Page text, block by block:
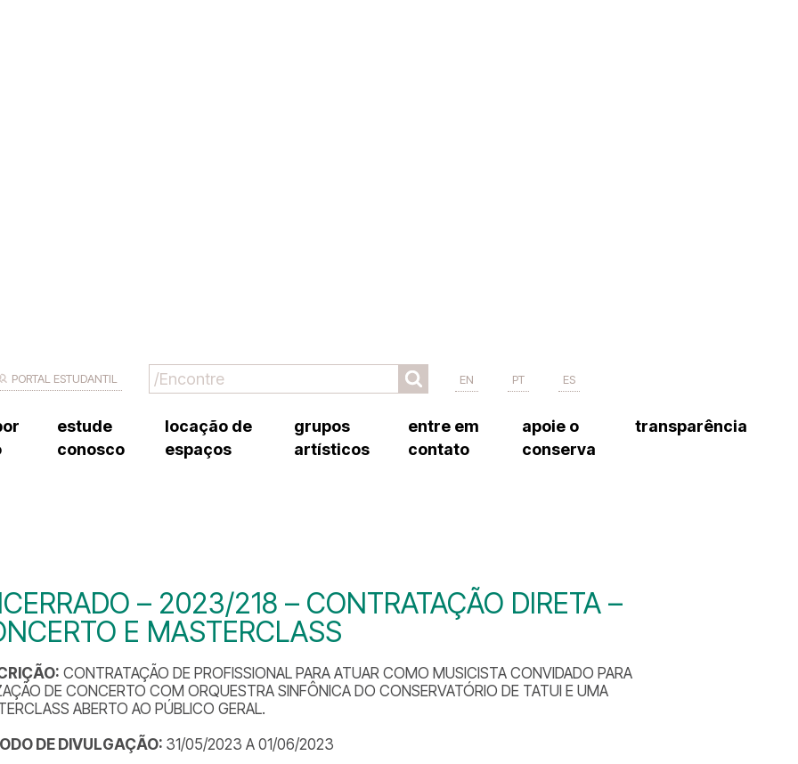
PORTAL ESTUDANTIL EN PT ES
estude
conosco
locação de
espaços
grupos
artísticos
entre em
contato
assessoria de imprensa
trabalhe conosco
apoie o
conserva
transparência
– 2023/218 – CONTRATAÇÃO DIRETA –
E MASTERCLASS
CONTRATAÇÃO DE PROFISSIONAL PARA ATUAR COMO MUSICISTA CONVIDADO PARA
DE CONCERTO COM ORQUESTRA SINFÔNICA DO CONSERVATÓRIO DE TATUI E UMA
ABERTO AO PÚBLICO GERAL.
DE DIVULGAÇÃO: 31/05/2023 A 01/06/2023